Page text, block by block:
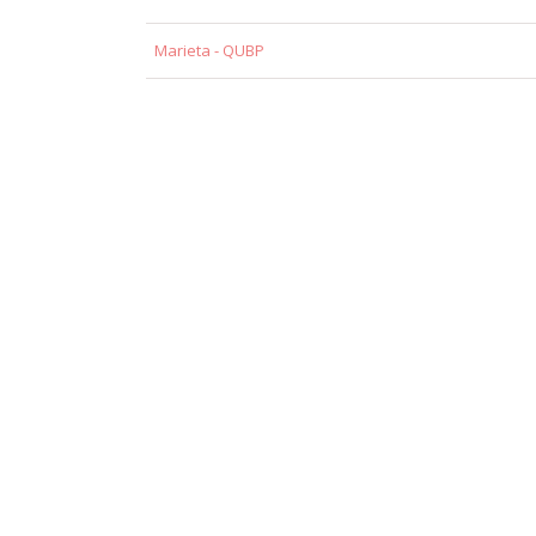
Marieta - QUBP